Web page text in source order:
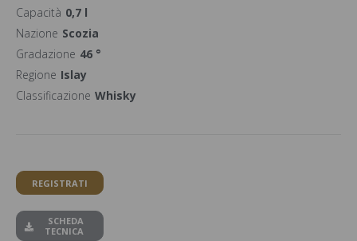
Capacità 0,7 l
Nazione Scozia
Gradazione 46 °
Regione Islay
Classificazione Whisky
REGISTRATI
SCHEDA
TECNICA